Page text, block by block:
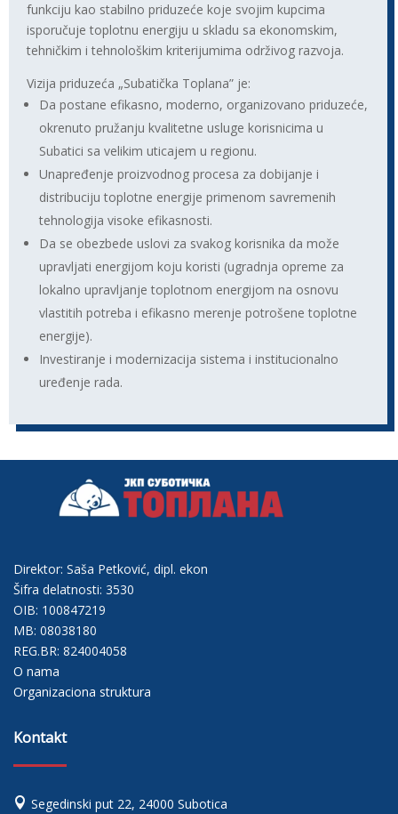
funkciju kao stabilno priduzeće koje svojim kupcima
isporučuje toplotnu energiju u skladu sa ekonomskim,
tehničkim i tehnološkim kriterijumima održivog razvoja.
Vizija priduzeća „Subatička Toplana” je:
Da postane efikasno, moderno, organizovano priduzeće,
okrenuto pružanju kvalitetne usluge korisnicima u
Subatici sa velikim uticajem u regionu.
Unapređenje proizvodnog procesa za dobijanje i
distribuciju toplotne energije primenom savremenih
tehnologija visoke efikasnosti.
Da se obezbede uslovi za svakog korisnika da može
upravljati energijom koju koristi (ugradnja opreme za
lokalno upravljanje toplotnom energijom na osnovu
vlastitih potreba i efikasno merenje potrošene toplotne
energije).
Investiranje i modernizacija sistema i institucionalno
uređenje rada.
Direktor: Saša Petković, dipl. ekon
Šifra delatnosti: 3530
OIB: 100847219
MB: 08038180
REG.BR: 824004058
O nama
Organizaciona struktura
Kontakt
 Segedinski put 22, 24000 Subotica